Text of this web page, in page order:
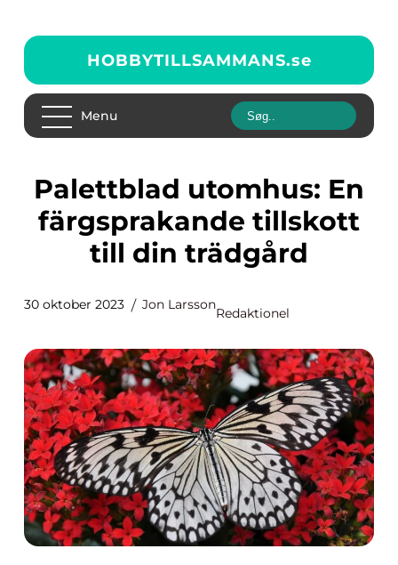
HOBBYTILLSAMMANS.se
Menu
Palettblad utomhus: En
färgsprakande tillskott
till din trädgård
30 oktober 2023 Jon Larsson
Redaktionel